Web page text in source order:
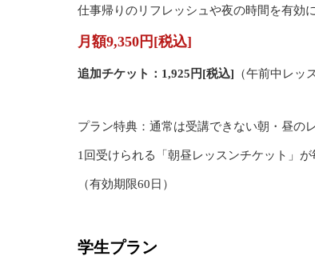
仕事帰りのリフレッシュや夜の時間を有効
月額9,350円[税込]
追加チケット：1,925円[税込] （午前中レッ
プラン特典：通常は受講できない朝・昼の
1回受けられる「朝昼レッスンチケット」が
（有効期限60日）
学生プラン